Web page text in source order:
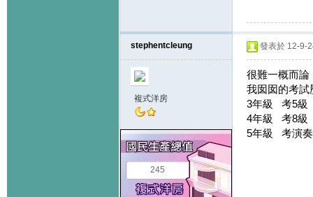
stephentcleung
複式洋房
245
發表於 12-9-
很難一概而論
我囡囡的考試
3年級 考5級
4年級 考8級
5年級 考演